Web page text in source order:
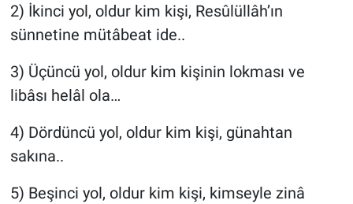
2) İkinci yol, oldur kim kişi, Resûlüllâh’ın
sünnetine mütâbeat ide..
3) Üçüncü yol, oldur kim kişinin lokması ve
libâsı helâl ola…
4) Dördüncü yol, oldur kim kişi, günahtan
sakına..
5) Beşinci yol, oldur kim kişi, kimseyle zinâ